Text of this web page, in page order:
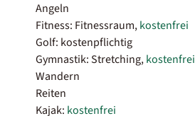
Angeln
Fitness: Fitnessraum,kostenfrei
Golf: kostenpflichtig
Gymnastik: Stretching,kostenfrei
Wandern
Reiten
Kajak: kostenfrei